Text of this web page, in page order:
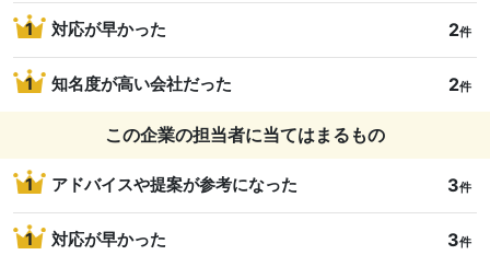
1 対応が早かった 2件
1 知名度が高い会社だった 2件
この企業の担当者に当てはまるもの
1 アドバイスや提案が参考になった 3件
1 対応が早かった 3件